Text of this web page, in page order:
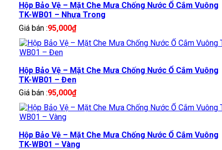
Hộp Bảo Vệ – Mặt Che Mưa Chống Nước Ổ Cắm Vuông
TK-WB01 – Nhựa Trong
Giá bán :95,000₫
Hộp Bảo Vệ – Mặt Che Mưa Chống Nước Ổ Cắm Vuông
TK-WB01 – Đen
Giá bán :95,000₫
Hộp Bảo Vệ – Mặt Che Mưa Chống Nước Ổ Cắm Vuông
TK-WB01 – Vàng